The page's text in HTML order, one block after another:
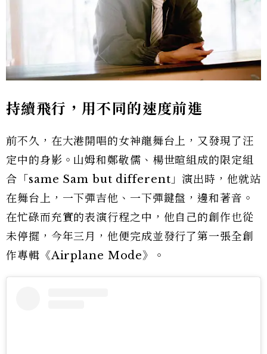
持續飛行，用不同的速度前進
前不久，在大港開唱的女神龍舞台上，又發現了汪
定中的身影。山姆和鄭敬儒、楊世暄組成的限定組
合「same Sam but different」演出時，他就站
在舞台上，一下彈吉他、一下彈鍵盤，邊和著音。
在忙碌而充實的表演行程之中，他自己的創作也從
未停擺，今年三月，他便完成並發行了第一張全創
作專輯《Airplane Mode》。